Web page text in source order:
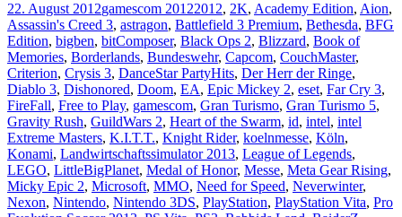
22. August 2012gamescom 20122012, 2K, Academy Edition, Aion,
Assassin's Creed 3, astragon, Battlefield 3 Premium, Bethesda, BFG
Edition, bigben, bitComposer, Black Ops 2, Blizzard, Book of
Memories, Borderlands, Bundeswehr, Capcom, CouchMaster,
Criterion, Crysis 3, DanceStar PartyHits, Der Herr der Ringe,
Diablo 3, Dishonored, Doom, EA, Epic Mickey 2, eset, Far Cry 3,
FireFall, Free to Play, gamescom, Gran Turismo, Gran Turismo 5,
Gravity Rush, GuildWars 2, Heart of the Swarm, id, intel, intel
Extreme Masters, K.I.T.T., Knight Rider, koelnmesse, Köln,
Konami, Landwirtschaftssimulator 2013, League of Legends,
LEGO, LittleBigPlanet, Medal of Honor, Messe, Meta Gear Rising,
Micky Epic 2, Microsoft, MMO, Need for Speed, Neverwinter,
Nexon, Nintendo, Nintendo 3DS, PlayStation, PlayStation Vita, Pro